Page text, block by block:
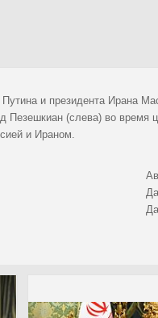
и президента Ирана
Пезешкиан (слева) во
и Ираном.